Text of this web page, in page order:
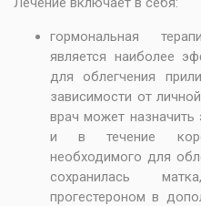
гормональная
является наиболее
для облегчения
зависимости от
врач может назначить
и в течение
необходимого для
сохранилась
прогестероном в